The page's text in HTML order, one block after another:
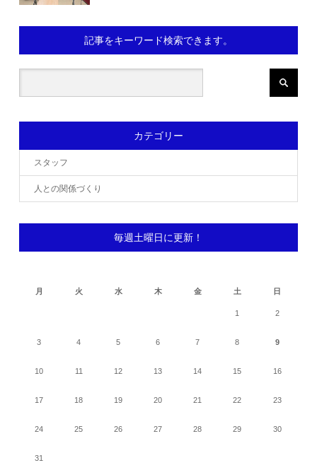
記事をキーワード検索できます。
カテゴリー
スタッフ
人との関係づくり
毎週土曜日に更新！
月
火 水 木 金 土 日
1 2
3 4 5 6 7 8 9
10 11 12 13 14 15 16
17 18 19 20 21 22 23
24 25 26 27 28 29 30
31